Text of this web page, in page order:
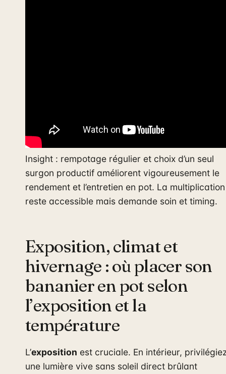
Insight : rempotage régulier et choix d’un seul
surgon productif améliorent vigoureusement le
rendement et l’entretien en pot. La multiplication
reste accessible mais demande soin et timing.
Exposition, climat et
hivernage : où placer son
bananier en pot selon
l’exposition et la
température
L’exposition est cruciale. En intérieur,
une lumière vive sans soleil direct brûlant